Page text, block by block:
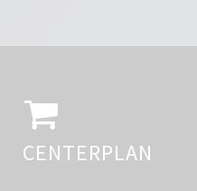
CENTERPLAN